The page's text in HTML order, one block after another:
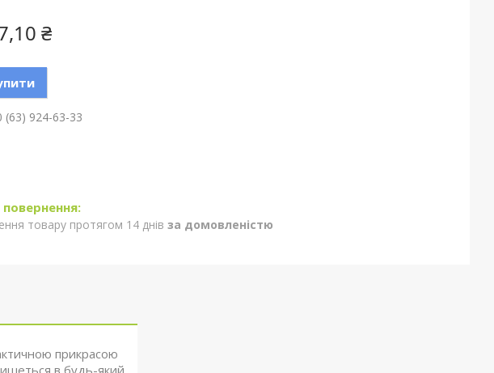
₴
(63) 924-63-33
товару протягом 14 днів за домовленістю
прикрасою
в будь-який